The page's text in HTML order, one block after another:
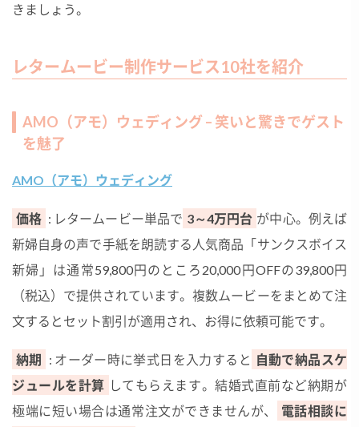
きましょう。
レタームービー制作サービス10社を紹介
AMO（アモ）ウェディング – 笑いと驚きでゲスト
を魅了
AMO（アモ）ウェディング
価格 : レタームービー単品で 3～4万円台 が中心。例えば
新婦自身の声で手紙を朗読する人気商品「サンクスボイス
新婦」は通常59,800円のところ20,000円OFFの39,800円
（税込）で提供されています。複数ムービーをまとめて注
文するとセット割引が適用され、お得に依頼可能です。
納期 : オーダー時に挙式日を入力すると 自動で納品スケ
ジュールを計算 してもらえます。結婚式直前など納期が
極端に短い場合は通常注文ができませんが、
電話相談に